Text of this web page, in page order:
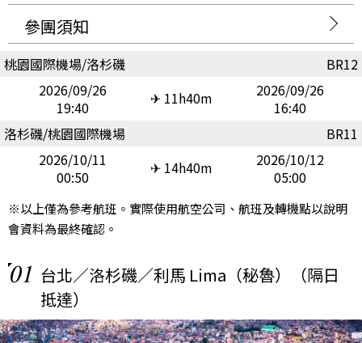
參團須知
桃園國際機場/洛杉磯
BR12
2026/09/26
19:40
✈ 11h40m
2026/09/26
16:40
洛杉磯/桃園國際機場
BR11
2026/10/11
00:50
✈ 14h40m
2026/10/12
05:00
※以上僅為參考航班。實際使用航空公司、航班及轉機點以說明
會資料為最終確認。
01 台北／洛杉磯／利馬 Lima（秘魯）（隔日
抵達）